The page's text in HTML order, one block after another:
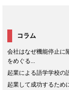
コラム
会社はなぜ機能停止に
をめぐる...
起業による語学学校の
起業して成功するため